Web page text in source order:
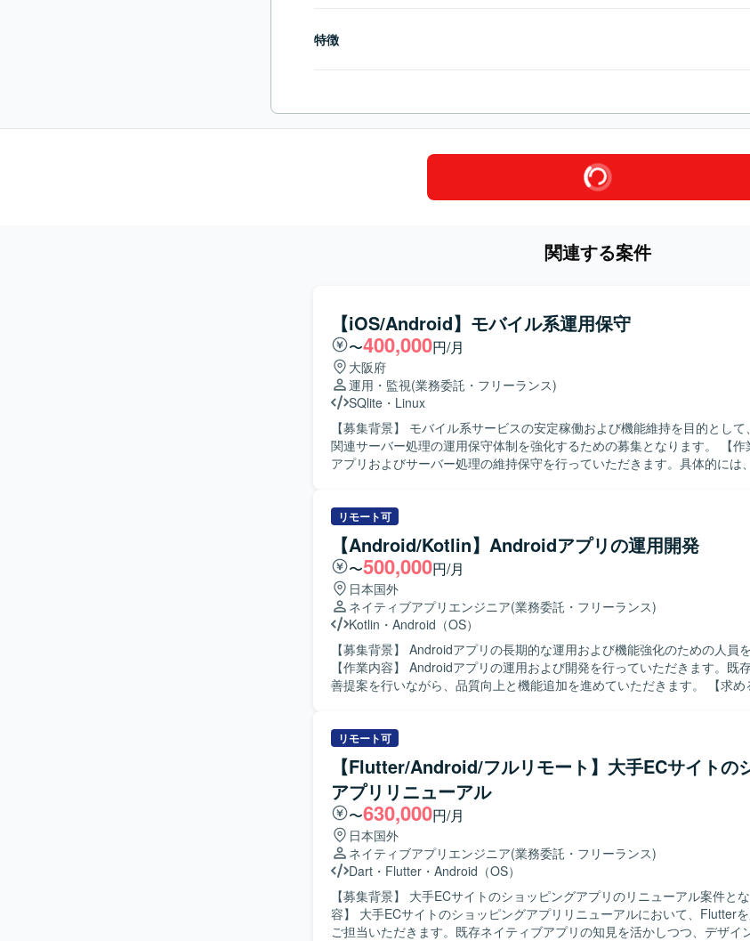
特徴
関連する案件
【iOS/Android】モバイル系運用保守
〜400,000円/月
大阪府
運用・監視(業務委託・フリーランス)
SQlite ・ Linux
【募集背景】 モバイル系サービスの安定稼働および機能維持を目的とし
関連サーバー処理の運用保守体制を強化するための募集となります。 【作業内容】 既存のiOS
アプリおよびサーバー処理の維持保守を行っていただきます。具体的には
る場合もございます。また、保守・修繕作業の状況に応じて、別システム
いする可能性もございます。 【求める人物像】 コミュニケーションを取りながら円滑に調整業
務を進めていただける方を求めています。モバイルアプリやサーバー処理
に取り組み、状況変化にも柔軟に対応いただける方ですと望ましいです。 【ポジションの魅
力】 モバイルアプリとサーバー処理双方の運用保守に関わることで、スマ
る知見を広く身につけることができます。長期的な参画を通じて、顧客折
ロールのスキルもあわせて習得・強化していただける環境です。 【開発環境】 スマートフォン
アプリおよび関連サーバー処理の運用保守環境での作業となります。iOS
Linuxコマンド、SQLiteなどを用いた環境が想定されます。
リモート可
【Android/Kotlin】Androidアプリの運用開発
〜500,000円/月
日本国外
ネイティブアプリエンジニア(業務委託・フリーランス)
Kotlin ・ Android（OS）
【募集背景】 Androidアプリの長期的な運用および機能強化のための人員
【作業内容】 Androidアプリの運用および開発を行っていただきます。既
善提案を行いながら、品質向上と機能追加を進めていただきます。 【求める人物像】 自発的に
ジションの魅力】 長期的な運用と開発を通じて、Androidアプリケーショ
続的に経験できる環境です。既存コードの改善提案を行うことで、設計や
ることができます。 【開発環境】 Androidアプリケーション開発環境にて、MVVMアーキテク
チャに沿った開発を行います。
リモート可
【Flutter/Android/フルリモート】大手ECサイトの
アプリリニューアル
〜630,000円/月
日本国外
ネイティブアプリエンジニア(業務委託・フリーランス)
Dart ・ Flutter ・ Android（OS）
【募集背景】 大手ECサイトのショッピングアプリのリニューアル案件となります
容】 大手ECサイトのショッピングアプリリニューアルにおいて、Flutter
ご担当いただきます。既存ネイティブアプリの知見を活かしつつ、デザイ